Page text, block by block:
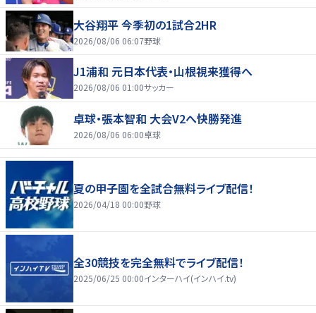
大谷翔平 今季初の1試合2HR
2026/08/06 06:07野球
J1浦和 元日本代表・山根視来獲得へ
2026/08/06 01:00サッカー
卓球・張本智和 大会V2へ快勝発進
2026/08/06 06:00卓球
夏の甲子園を全試合無料ライブ配信！
2026/04/18 00:00野球
全30競技を完全無料でライブ配信！
2025/06/25 00:00インターハイ(インハイ.tv)